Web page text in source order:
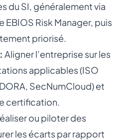
du SI, généralement via
Risk Manager, puis
priorisé.
Aligner l’entreprise sur les
applicables (ISO
SecNumCloud) et
certification.
ou piloter des
les écarts par rapport